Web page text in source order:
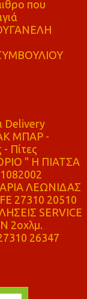
που
Delivery
ΜΠΑΡ -
Πίτες
" Η ΠΙΑΤΣΑ
ΛΕΩΝΙΔΑΣ
27310 20510
SERVICE
2οχλμ.
26347